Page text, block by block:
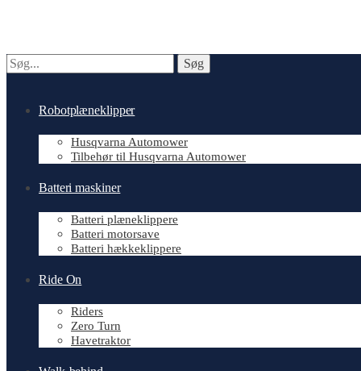
Søg
efter:
Søg
Robotplæneklipper
Husqvarna Automower
Tilbehør til Husqvarna Automower
Batteri maskiner
Batteri plæneklippere
Batteri motorsave
Batteri hækkeklippere
Ride On
Riders
Zero Turn
Havetraktor